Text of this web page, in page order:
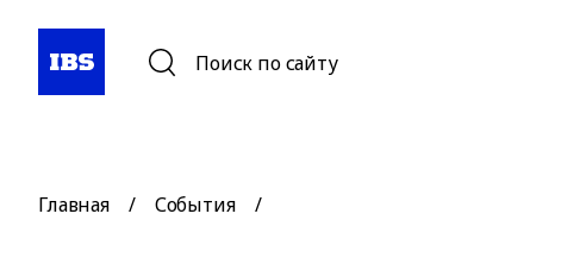
Поиск по сайту
Главная / События /